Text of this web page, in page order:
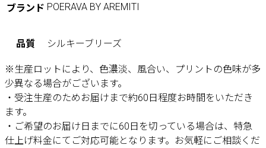
ブランド POERAVA BY AREMITI
品質 シルキーブリーズ
※生産ロットにより、色濃淡、風合い、プリントの色味が多
少異なる場合がございます。
・受注生産のためお届けまで約60日程度お時間をいただき
ます。
・ご希望のお届け日までに60日を切っている場合は、特急
仕上げ料金にてご対応可能となります。お気軽にご相談くだ